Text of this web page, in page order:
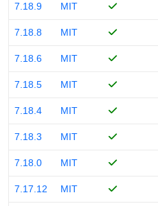
7.18.9 MIT
7.18.8 MIT
7.18.6 MIT
7.18.5 MIT
7.18.4 MIT
7.18.3 MIT
7.18.0 MIT
7.17.12 MIT